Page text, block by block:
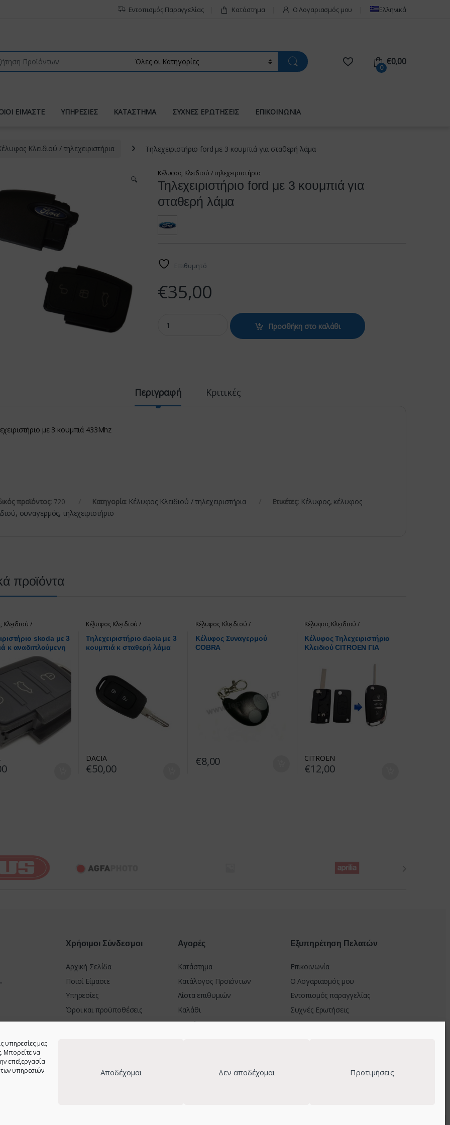
υπηρεσίες μας
Μπορείτε να
επεξεργασία
υπηρεσιών
Αποδέχομαι Δεν αποδέχομαι Προτιμήσεις
Εντοπισμός Παραγγελίας Κατάστημα Ο Λογαριασμός μου Ελληνικά
0
€0,00
ΕΙΜΑΣΤΕ ΥΠΗΡΕΣΙΕΣ ΚΑΤΑΣΤΗΜΑ ΣΥΧΝΕΣ ΕΡΩΤΗΣΕΙΣ ΕΠΙΚΟΙΝΩΝΙΑ
Κλειδιού / τηλεχειριστήρια Τηλεχειριστήριο ford με 3 κουμπιά για σταθερή λάμα
🔍
Κέλυφος Κλειδιού / τηλεχειριστήρια
Τηλεχειριστήριο ford με 3 κουμπιά για
σταθερή λάμα
Επιθυμητό
€35,00
Τηλεχειριστήριο ford με 3 κουμπιά για σταθερή λάμα quantity
Προσθήκη στο καλάθι
Περιγραφή Κριτικές
με 3 κουμπιά 433Mhz
προϊόντος: 720 Κατηγορία: Κέλυφος Κλειδιού / τηλεχειριστήρια Ετικέτες: Κέλυφος, κέλυφος
, συναγερμός, τηλεχειριστήριο
προϊόντα
Κλειδιού /
skoda με 3
κ αναδιπλούμενη
Κέλυφος Κλειδιού /
τηλεχειριστήρια
Τηλεχειριστήριο dacia με 3
κουμπιά κ σταθερή λάμα
DACIA
€50,00
Κέλυφος Κλειδιού /
τηλεχειριστήρια
Κέλυφος Συναγερμού
COBRA
€8,00
Κέλυφος Κλειδιού /
τηλεχειριστήρια
Κέλυφος Τηλεχειριστήριο
Κλειδιού CITROEN ΓΙΑ
CITROEN
€12,00
30100
&
Χρήσιμοι Σύνδεσμοι
Αρχική Σελίδα
Ποιοί Είμαστε
Υπηρεσίες
Όροι και προϋποθέσεις
Πολιτική Απορρήτου
Αγορές
Κατάστημα
Κατάλογος Προϊόντων
Λίστα επιθυμιών
Καλάθι
Ταμείο
Εξυπηρέτηση Πελατών
Επικοινωνία
Ο Λογαριασμός μου
Εντοπισμός παραγγελίας
Συχνές Ερωτήσεις